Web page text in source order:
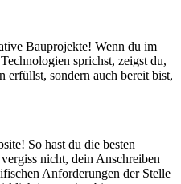
Bauprojekte! Wenn du im
sprichst, zeigst du,
erfüllst, sondern auch bereit bist,
So hast du die besten
nicht, dein Anschreiben
Anforderungen der Stelle